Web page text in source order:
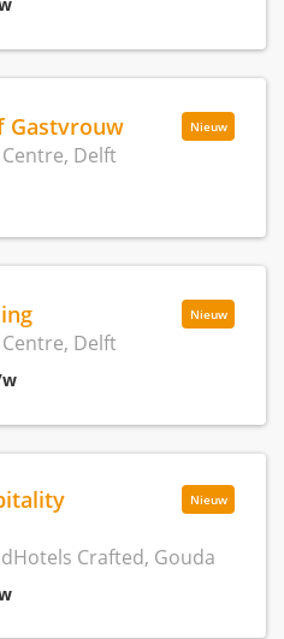
Nieuw
Gastvrouw
Delft
Nieuw
Delft
Nieuw
Crafted, Gouda